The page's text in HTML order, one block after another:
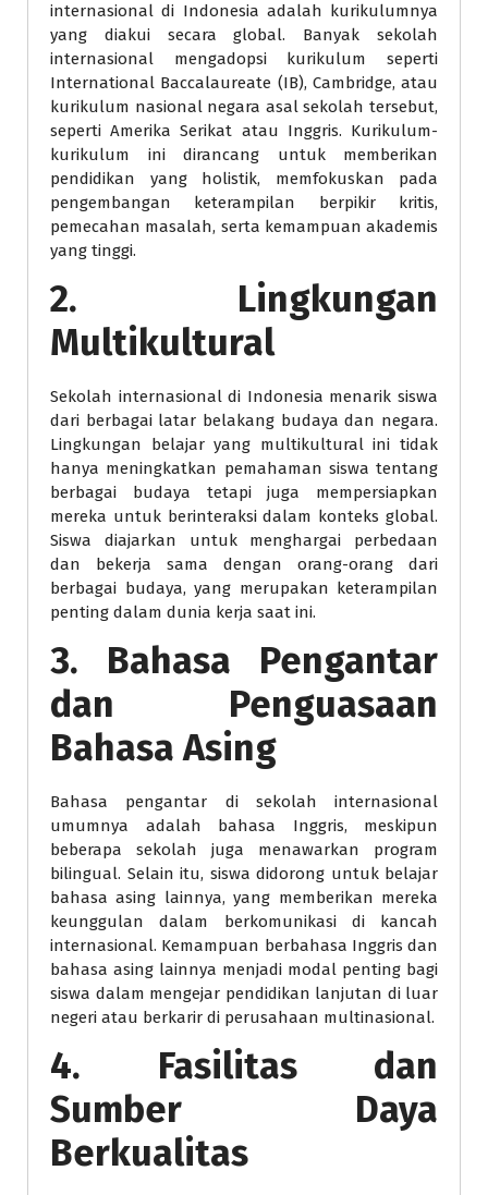
internasional di Indonesia adalah kurikulumnya
yang diakui secara global. Banyak sekolah
internasional mengadopsi kurikulum seperti
International Baccalaureate (IB), Cambridge, atau
kurikulum nasional negara asal sekolah tersebut,
seperti Amerika Serikat atau Inggris. Kurikulum-
kurikulum ini dirancang untuk memberikan
pendidikan yang holistik, memfokuskan pada
pengembangan keterampilan berpikir kritis,
pemecahan masalah, serta kemampuan akademis
yang tinggi.
2. Lingkungan
Multikultural
Sekolah internasional di Indonesia menarik siswa
dari berbagai latar belakang budaya dan negara.
Lingkungan belajar yang multikultural ini tidak
hanya meningkatkan pemahaman siswa tentang
berbagai budaya tetapi juga mempersiapkan
mereka untuk berinteraksi dalam konteks global.
Siswa diajarkan untuk menghargai perbedaan
dan bekerja sama dengan orang-orang dari
berbagai budaya, yang merupakan keterampilan
penting dalam dunia kerja saat ini.
3. Bahasa Pengantar
dan Penguasaan
Bahasa Asing
Bahasa pengantar di sekolah internasional
umumnya adalah bahasa Inggris, meskipun
beberapa sekolah juga menawarkan program
bilingual. Selain itu, siswa didorong untuk belajar
bahasa asing lainnya, yang memberikan mereka
keunggulan dalam berkomunikasi di kancah
internasional. Kemampuan berbahasa Inggris dan
bahasa asing lainnya menjadi modal penting bagi
siswa dalam mengejar pendidikan lanjutan di luar
negeri atau berkarir di perusahaan multinasional.
4. Fasilitas dan
Sumber Daya
Berkualitas